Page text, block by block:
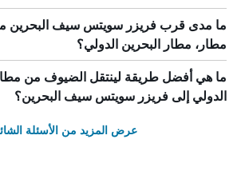
ما مدى قرب فريزر سويتس سيف البحرين
مطار، مطار البحرين الدولي؟
ما هي أفضل طريقة لينتقل الضيوف من
الدولي إلى فريزر سويتس سيف البحرين؟
عرض المزيد من الأسئلة